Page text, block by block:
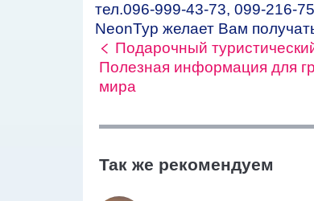
тел.096-999-43-73, 099-216-
NeonТур желает Вам
Подарочный
Полезная информация для
мира
Так же рекомендуем